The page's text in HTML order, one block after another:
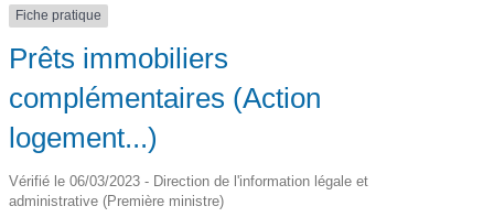
Fiche pratique
Prêts immobiliers
complémentaires (Action
logement...)
Vérifié le 06/03/2023 - Direction de l'information légale et
administrative (Première ministre)